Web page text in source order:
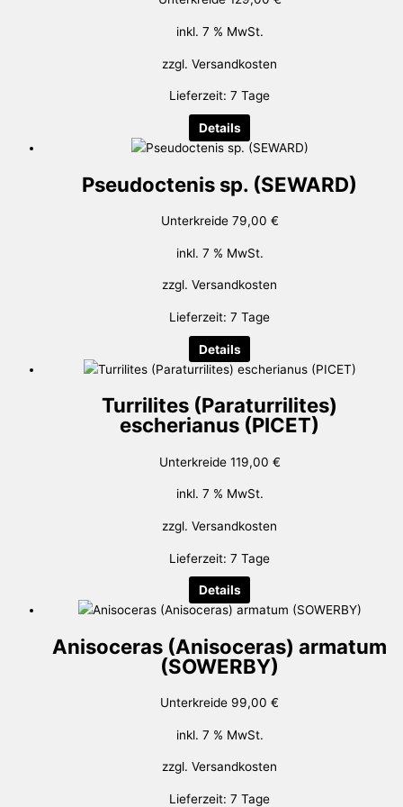
inkl. 7 % MwSt.
zzgl. Versandkosten
Lieferzeit: 7 Tage
Details
Pseudoctenis sp. (SEWARD)
Unterkreide 79,00 €
inkl. 7 % MwSt.
zzgl. Versandkosten
Lieferzeit: 7 Tage
Details
Turrilites (Paraturrilites)
escherianus (PICET)
Unterkreide 119,00 €
inkl. 7 % MwSt.
zzgl. Versandkosten
Lieferzeit: 7 Tage
Details
Anisoceras (Anisoceras) armatum
(SOWERBY)
Unterkreide 99,00 €
inkl. 7 % MwSt.
zzgl. Versandkosten
Lieferzeit: 7 Tage